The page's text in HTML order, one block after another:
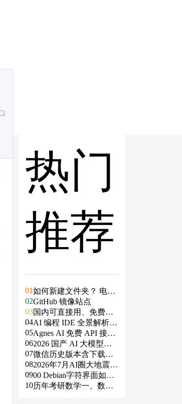
热门
推荐
01如何新建文件夹？ 电脑
新建文件夹的4种方法
02GitHub 镜像站点
03国内可直接用、免费额
度/永久免费的大模型AP
I清单（含 SiliconFlow、
火山、阿里、智谱、百
度、Kimi、DeepSeek、
DMXAPI 等）
04AI 编程 IDE 全景解析 2
026：Agent 全面接管开
发链路
05Agnes AI 免费 API 接入
指南：文本、生图、生
视频，一套接口全免费
062026 国产 AI 大模型横
评：DeepSeek、通义千
问、Kimi、文心一言、
星火、豆包谁更能打？
07微信历史版本含下载地
址（ Windows PC | 安卓
| MAC ）及设置微信不
更新
082026年7月AI圈大地震：
GPT-5.6被政府限制、Cl
aude入驻Slack、Anthrop
0900 Debian字符界面如何
支持中文
10历年考研数学一、数学